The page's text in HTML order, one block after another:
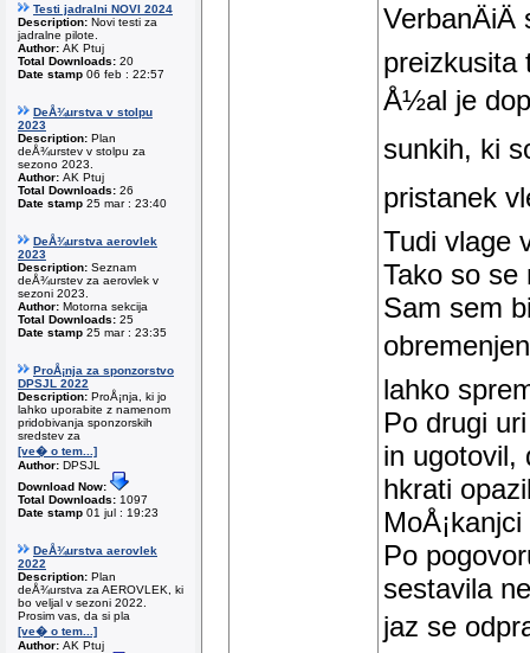
Testi jadralni NOVI 2024
Description: Novi testi za
jadralne pilote.
Author: AK Ptuj
Total Downloads: 20
Date stamp 06 feb : 22:57
DeÅ¾urstva v stolpu
2023
Description: Plan
deÅ¾urstev v stolpu za
sezono 2023.
Author: AK Ptuj
Total Downloads: 26
Date stamp 25 mar : 23:40
DeÅ¾urstva aerovlek
2023
Description: Seznam
deÅ¾urstev za aerovlek v
sezoni 2023.
Author: Motorna sekcija
Total Downloads: 25
Date stamp 25 mar : 23:35
ProÅ¡nja za sponzorstvo
DPSJL 2022
Description: ProÅ¡nja, ki jo
lahko uporabite z namenom
pridobivanja sponzorskih
sredstev za
[ve� o tem...]
Author: DPSJL
Download Now:
Total Downloads: 1097
Date stamp 01 jul : 19:23
DeÅ¾urstva aerovlek
2022
Description: Plan
deÅ¾urstva za AEROVLEK, ki
bo veljal v sezoni 2022.
Prosim vas, da si pla
[ve� o tem...]
Author: AK Ptuj
preizkusita
Å½al je
sunkih, ki
pristanek
Tudi vlage
Tako so se
Sam sem
lahko
Po drugi
in ugotovil,
hkrati
Po
sestavila
jaz se